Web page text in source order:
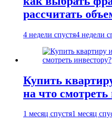
рассчитать
4 недели спустя4 недели
Купить
на что смотреть
1 месяц спустя1 месяц